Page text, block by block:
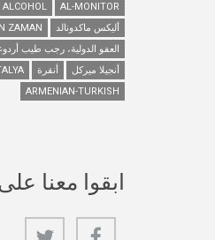
AL-MONITOR
ALCOHOL
أليكس ماكدونالد
ZAMAN
العفو الدولية، رجب طيب
أنجيلا ميركل
أنقرة
ARMENIAN-TURKISH
ابقوا معنا